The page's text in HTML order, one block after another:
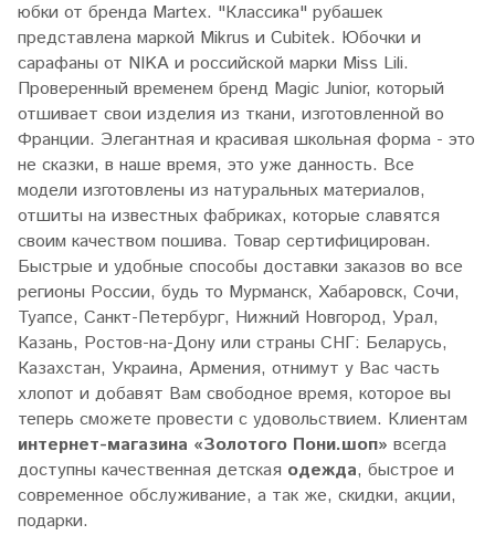
юбки от бренда Martex. "Классика" рубашек
представлена маркой Mikrus и Cubitek. Юбочки и
сарафаны от NIKA и российской марки Miss Lili.
Проверенный временем бренд Magic Junior, который
отшивает свои изделия из ткани, изготовленной во
Франции. Элегантная и красивая школьная форма - это
не сказки, в наше время, это уже данность. Все
модели изготовлены из натуральных материалов,
отшиты на известных фабриках, которые славятся
своим качеством пошива. Товар сертифицирован.
Быстрые и удобные способы доставки заказов во все
регионы России, будь то Мурманск, Хабаровск, Сочи,
Туапсе, Санкт-Петербург, Нижний Новгород, Урал,
Казань, Ростов-на-Дону или страны СНГ: Беларусь,
Казахстан, Украина, Армения, отнимут у Вас часть
хлопот и добавят Вам свободное время, которое вы
теперь сможете провести с удовольствием. Клиентам
интернет-магазина «Золотого Пони.шоп» всегда
доступны качественная детская одежда, быстрое и
современное обслуживание, а так же, скидки, акции,
подарки.